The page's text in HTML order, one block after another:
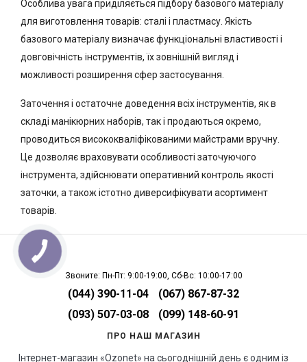
Особлива увага приділяється підбору базового матеріалу
для виготовлення товарів: сталі і пластмасу. Якість
базового матеріалу визначає функціональні властивості і
довговічність інструментів, їх зовнішній вигляд і
можливості розширення сфер застосування.
Заточення і остаточне доведення всіх інструментів, як в
складі манікюрних наборів, так і продаються окремо,
проводиться висококваліфікованими майстрами вручну.
Це дозволяє враховувати особливості заточуючого
інструмента, здійснювати оперативний контроль якості
заточки, а також істотно диверсифікувати асортимент
товарів.
Звоните: Пн-Пт: 9:00-19:00, Сб-Вс: 10:00-17:00
(044) 390-11-04
(067) 867-87-32
(093) 507-03-08
(099) 148-60-91
ПРО НАШ МАГАЗИН
Інтернет-магазин «Ozonet» на сьогоднішній день є одним із